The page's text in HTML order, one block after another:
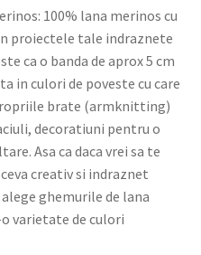
100% lana merinos cu
proiectele tale indraznete
ca o banda de aprox 5 cm
in culori de poveste cu care
brate (armknitting)
decoratiuni pentru o
Asa ca daca vrei sa te
creativ si indraznet
ghemurile de lana
varietate de culori